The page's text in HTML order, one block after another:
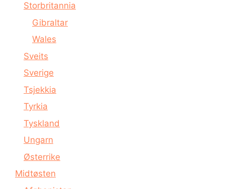
Storbritannia
Gibraltar
Wales
Sveits
Sverige
Tsjekkia
Tyrkia
Tyskland
Ungarn
Østerrike
Midtøsten